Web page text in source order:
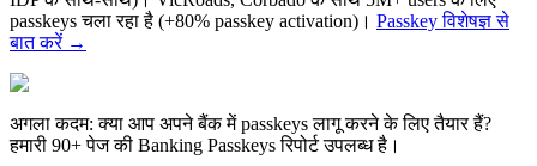
passkeys चला रहा है (+80% passkey activation)। Passkey विशेषज्ञ से
बात करें→
अगला कदम: क्या आप अपने बैंक में passkeys लागू करने के लिए तैयार हैं?
हमारी 90+ पेज की Banking Passkeys रिपोर्ट उपलब्ध है।